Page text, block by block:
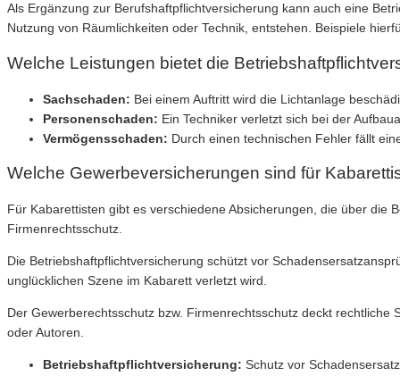
Als Ergänzung zur Berufshaftpflichtversicherung kann auch eine
Nutzung von Räumlichkeiten oder Technik, entstehen. Beispiele
Welche Leistungen bietet die
Sachschaden: Bei einem Auftritt wird die Lichtanlage
Personenschaden: Ein Techniker verletzt sich bei der
Vermögensschaden: Durch einen technischen Fehler fällt
Welche Gewerbeversicherungen sind für
Für Kabarettisten gibt es verschiedene Absicherungen, die über
Firmenrechtsschutz.
Die Betriebshaftpflichtversicherung schützt vor
unglücklichen Szene im Kabarett verletzt wird.
Der Gewerberechtsschutz bzw. Firmenrechtsschutz deckt
oder Autoren.
Betriebshaftpflichtversicherung: Schutz vor